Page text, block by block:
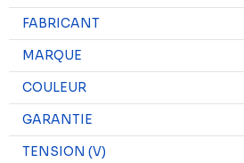
FABRICANT
MARQUE
COULEUR
GARANTIE
TENSION (V)